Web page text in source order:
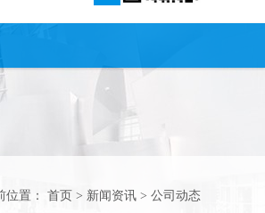
位置： 首页 > 新闻资讯 > 公司动态